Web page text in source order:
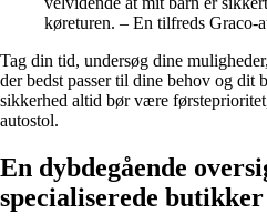
køreturen. – En tilfreds Graco-
Tag din tid, undersøg dine
der bedst passer til dine behov og dit
sikkerhed altid bør være
autostol.
En dybdegående
specialiserede